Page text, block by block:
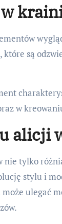
są
w
alicji
tylko
stylu i
ulegać